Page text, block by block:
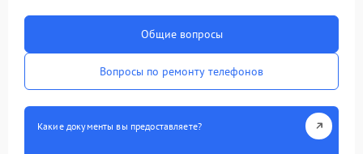
Общие вопросы
Вопросы по ремонту телефонов
Какие документы вы предоставляете?